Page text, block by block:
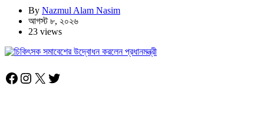
By Nazmul Alam Nasim
আগস্ট ৮, ২০২৬
23 views
Facebook
Instagram
X Twitter